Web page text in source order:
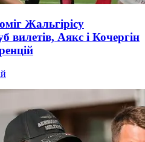
Жальгірісу
вилетів, Аякс і Кочергін